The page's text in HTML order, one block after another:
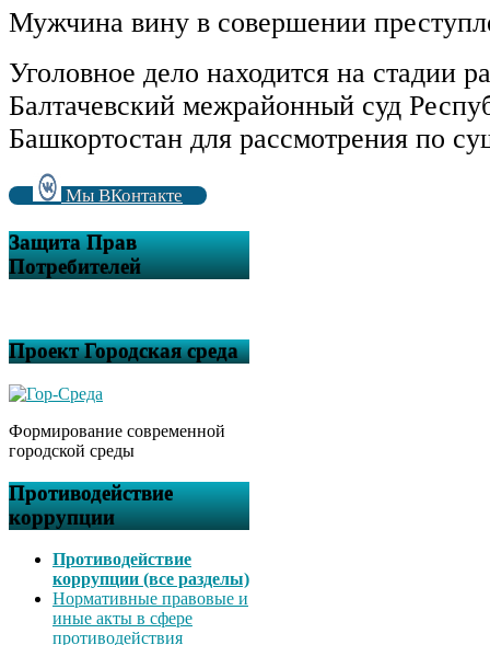
Мужчина вину в совершении
Уголовное дело находится на стадии
Балтачевский межрайонный суд
Башкортостан для рассмотрения по
Мы ВКонтакте
Защита Прав
Потребителей
Проект Городская среда
Формирование современной
городской среды
Противодействие
коррупции
Противодействие
коррупции (все разделы)
Нормативные правовые и
иные акты в сфере
противодействия